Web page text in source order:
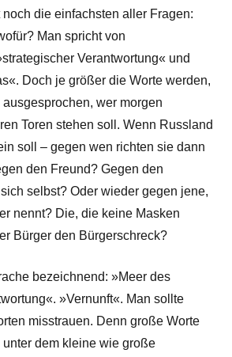
die einfachsten aller Fragen:
Man spricht von
Verantwortung« und
Doch je größer die Worte werden,
wer morgen
Toren stehen soll. Wenn Russland
soll – gegen wen richten sie dann
den Freund? Gegen den
selbst? Oder wieder gegen jene,
nennt? Die, die keine Masken
Bürger den Bürgerschreck?
bezeichnend: »Meer des
»Vernunft«. Man sollte
misstrauen. Denn große Worte
dem kleine wie große